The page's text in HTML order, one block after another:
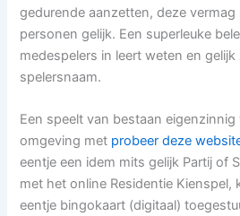
gedurende aanzetten, deze vermag
personen gelijk. Een superleuke
medespelers in leert weten en
spelersnaam.
Een speelt van bestaan
omgeving met probeer deze
eentje een idem mits gelijk Partij of
met het online Residentie Kienspel,
eentje bingokaart (digitaal)